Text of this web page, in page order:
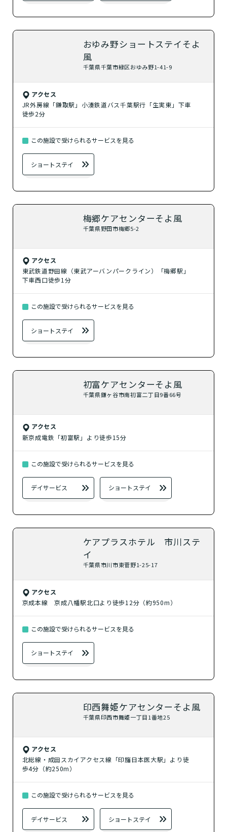
おゆみ野ショートステイそよ
風
千葉県千葉市緑区おゆみ野1-41-9
アクセス
JR外房線「鎌取駅」小湊鉄道バス千葉駅行「生実東」下車
徒歩2分
この施設で受けられるサービスを見る
ショートステイ
梅郷ケアセンターそよ風
千葉県野田市梅郷5-2
アクセス
東武鉄道野田線（東武アーバンパークライン）「梅郷駅」
下車西口徒歩1分
この施設で受けられるサービスを見る
ショートステイ
初富ケアセンターそよ風
千葉県鎌ヶ谷市南初富二丁目9番66号
アクセス
新京成電鉄「初富駅」より徒歩15分
この施設で受けられるサービスを見る
デイサービス ショートステイ
ケアプラスホテル 市川ステ
イ
千葉県市川市東菅野1-25-17
アクセス
京成本線 京成八幡駅北口より徒歩12分（約950m）
この施設で受けられるサービスを見る
ショートステイ
印西舞姫ケアセンターそよ風
千葉県印西市舞姫一丁目1番地25
アクセス
北総線・成田スカイアクセス線「印旛日本医大駅」より徒
歩4分（約250m）
この施設で受けられるサービスを見る
デイサービス ショートステイ